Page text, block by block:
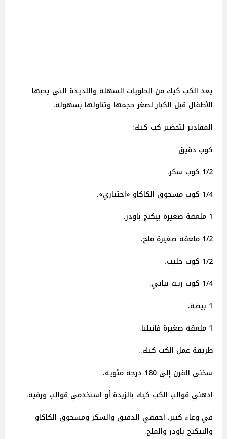
يعد الكب كيك من الحلويات السهلة واللذيذة التي يحبها
الأطفال قبل الكبار لصغر حجمها وتناولها بسهولة.
المقادير لتحضير كب كيك:
كوب دقيق
1/2 كوب سكر.
1/4 كوب مسحوق الكاكاو «اختياري».
1 ملعقة صغيرة بيكنج باودر.
1/2 ملعقة صغيرة ملح.
1/2 كوب حليب.
1/4 كوب زيت نباتي.
1 بيضة.
1 ملعقة صغيرة فانيليا.
طريقة عمل الكب كيك..
سخني الفرن إلى 180 درجة مئوية.
ادهني قوالب الكب كيك بالزبدة أو استخدمي قوالب ورقية.
في وعاء كبير، اخفقي الدقيق والسكر ومسحوق الكاكاو
والبيكنج باودر والملح.